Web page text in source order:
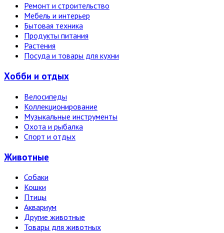
Ремонт и строительство
Мебель и интерьер
Бытовая техника
Продукты питания
Растения
Посуда и товары для кухни
Хобби и отдых
Велосипеды
Коллекционирование
Музыкальные инструменты
Охота и рыбалка
Спорт и отдых
Животные
Собаки
Кошки
Птицы
Аквариум
Другие животные
Товары для животных